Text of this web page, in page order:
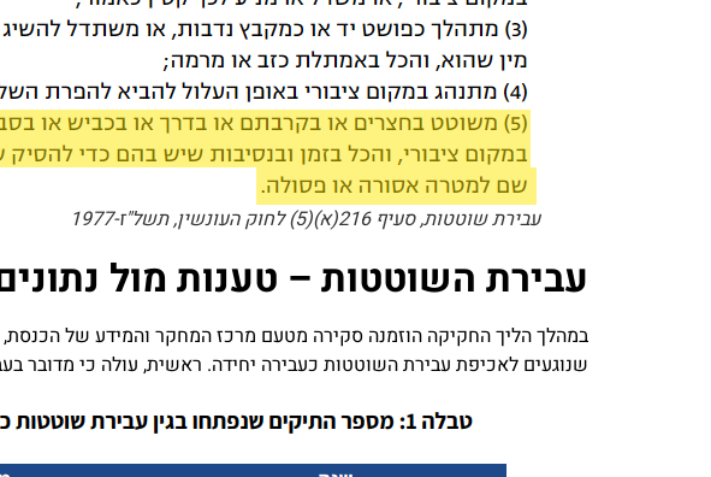
עבירת שוטטות, סעיף 216(א)(5) לחוק העונשין, תשל"ז-1977
עבירת השוטטות – טענות מול
במהלך הליך החקיקה הוזמנה סקירה מטעם מרכז המחקר והמידע של
שנוגעים לאכיפת עבירת השוטטות כעבירה יחידה. ראשית, עולה כי מדובר